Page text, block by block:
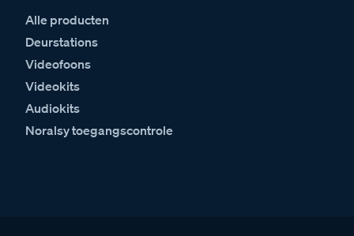
Alle producten
Deurstations
Videofoons
Videokits
Audiokits
Noralsy toegangscontrole